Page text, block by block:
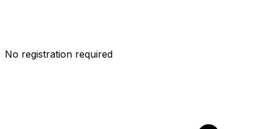
No registration required